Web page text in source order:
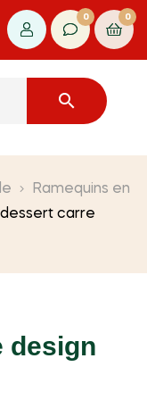
0 0

Ramequins en
dessert carre
design